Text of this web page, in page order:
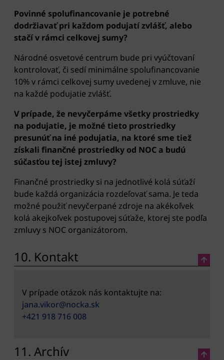
Povinné spolufinancovanie je potrebné
dodržiavať pri každom podujatí zvlášť, alebo
stačí v rámci celkovej sumy?
Národné osvetové centrum bude pri vyúčtovaní
kontrolovať, či sedí minimálne spolufinancovanie
10% v rámci celkovej sumy uvedenej v zmluve, nie
na každé podujatie zvlášť.
V prípade, že nevyčerpáme všetky prostriedky
na podujatie, je možné tieto prostriedky
presunúť na iné podujatia, na ktoré sme tiež
získali finančné prostriedky od NOC a budú
súčasťou tej istej zmluvy?
Finančné prostriedky si na jednotlivé kolá súťaží
bude každá organizácia rozdeľovať sama. Je teda
možné použiť nevyčerpané zdroje na akékoľvek
kolá akejkoľvek postupovej súťaže, ktorej ste podľa
zmluvy s NOC organizátorom.
10. Kontakt
V prípade otázok nás kontaktujte na:
jana.vikor@nocka.sk
+421 918 716 008
11. Archív